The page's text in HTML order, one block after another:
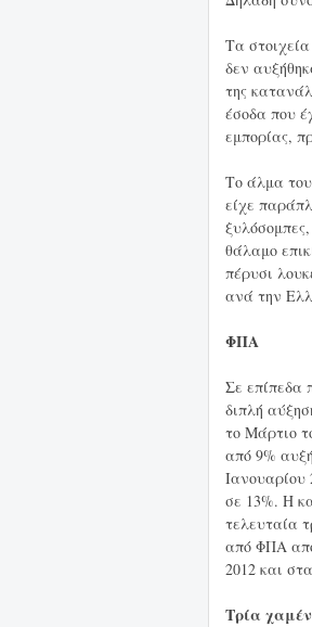
Τα
δεν
της
έσοδα που
εμπορίας,
Το άλμα του
είχε
θάλαμο
πέρυσι
ανά την
ΦΠΑ
Σε επίπεδα
διπλή
το Μάρτιο
από 9%
Ιανουαρίου
σε 13%. Η
τελευταία
από ΦΠΑ από
2012 και
Τρία